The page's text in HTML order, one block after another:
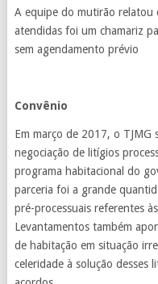
A equipe do mutirão relatou
atendidas foi um chamariz
sem agendamento prévio
Convênio
Em março de 2017, o TJMG
negociação de litígios
programa habitacional do
parceria foi a grande
pré-processuais referentes
Levantamentos também
de habitação em situação
celeridade à solução desses